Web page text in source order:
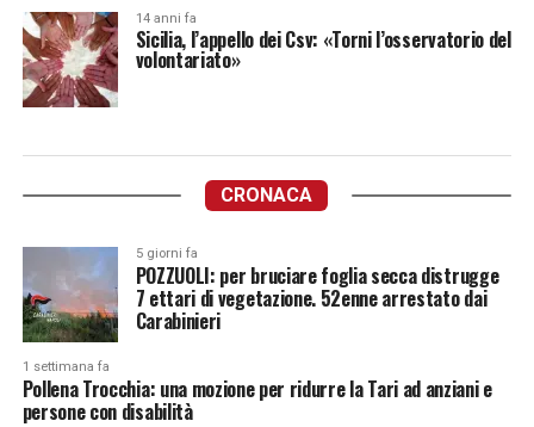
14 anni fa
Sicilia, l’appello dei Csv: «Torni l’osservatorio del
volontariato»
CRONACA
5 giorni fa
POZZUOLI: per bruciare foglia secca distrugge
7 ettari di vegetazione. 52enne arrestato dai
Carabinieri
1 settimana fa
Pollena Trocchia: una mozione per ridurre la Tari ad anziani e
persone con disabilità